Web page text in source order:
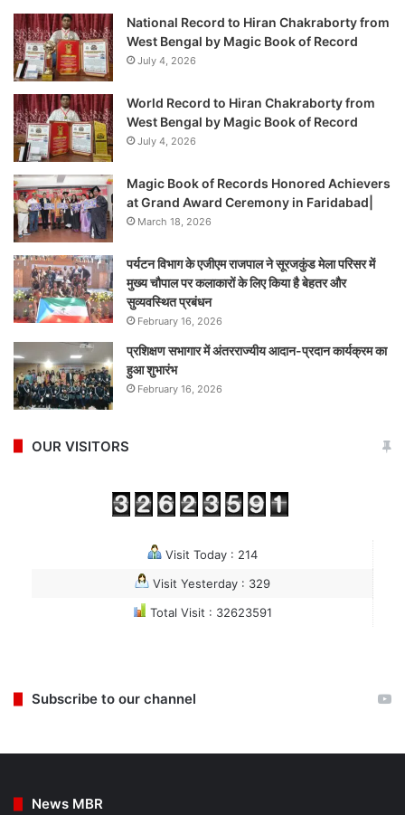
National Record to Hiran Chakraborty from
West Bengal by Magic Book of Record
July 4, 2026
World Record to Hiran Chakraborty from
West Bengal by Magic Book of Record
July 4, 2026
Magic Book of Records Honored Achievers
at Grand Award Ceremony in Faridabad|
March 18, 2026
पर्यटन विभाग के एजीएम राजपाल ने सूरजकुंड मेला परिसर में
मुख्य चौपाल पर कलाकारों के लिए किया है बेहतर और
सुव्यवस्थित प्रबंधन
February 16, 2026
प्रशिक्षण सभागार में अंतरराज्यीय आदान-प्रदान कार्यक्रम का
हुआ शुभारंभ
February 16, 2026
OUR VISITORS
Visit Today : 214
Visit Yesterday : 329
Total Visit : 32623591
Subscribe to our channel
News MBR